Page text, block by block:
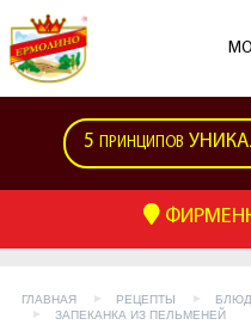
5 ПРИНЦИПОВ
ГЛАВНАЯ РЕЦЕПТЫ
ЗАПЕКАНКА ИЗ ПЕЛЬМЕНЕЙ